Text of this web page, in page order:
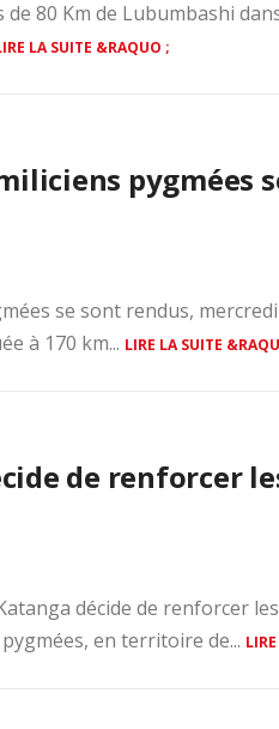
80 Km de Lubumbashi
LA SUITE &RAQUO ;
pygmées
se sont rendus,
à 170 km... LIRE LA SUITE
de renforcer
décide de renforcer
en territoire de...